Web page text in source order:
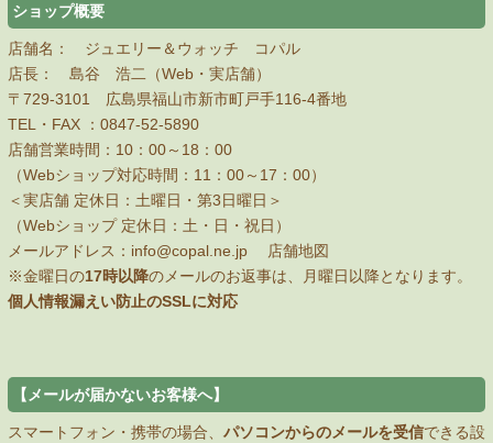
ショップ概要
店舗名： ジュエリー＆ウォッチ コパル
店長： 島谷 浩二（Web・実店舗）
〒729-3101 広島県福山市新市町戸手116-4番地
TEL・FAX ： 0847-52-5890
店舗営業時間：10：00～18：00
（Webショップ対応時間：11：00～17：00）
＜実店舗 定休日：土曜日・第3日曜日＞
（Webショップ 定休日：土・日・祝日）
メールアドレス： info@copal.ne.jp
店舗地図
※金曜日の17時以降のメールのお返事は、月曜日以降となります。
個人情報漏えい防止のSSLに対応
【メールが届かないお客様へ】
スマートフォン・携帯の場合、 パソコンからのメールを受信できる設